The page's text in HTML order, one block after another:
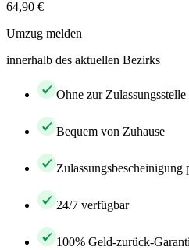
64,90 €
Umzug melden
innerhalb des aktuellen Bezirks
Ohne zur Zulassungsstelle
Bequem von Zuhause
Zulassungsbescheinigung
24/7 verfügbar
100% Geld-zurück-